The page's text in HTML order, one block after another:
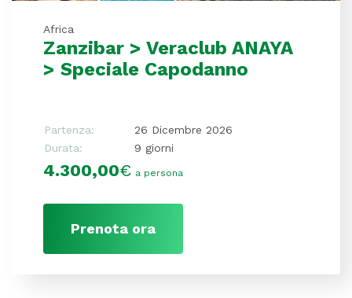
Africa
Zanzibar > Veraclub ANAYA
> Speciale Capodanno
Partenza:
26 Dicembre 2026
Durata:
9 giorni
4.300,00€ a persona
Prenota ora